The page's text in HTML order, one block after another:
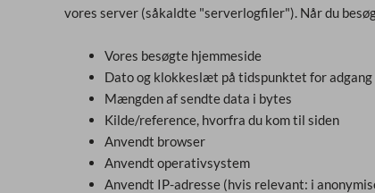
vores server (såkaldte "serverlogfiler"). Når du
Vores besøgte hjemmeside
Dato og klokkeslæt på tidspunktet for adgang
Mængden af sendte data i bytes
Kilde/reference, hvorfra du kom til siden
Anvendt browser
Anvendt operativsystem
Anvendt IP-adresse (hvis relevant: i